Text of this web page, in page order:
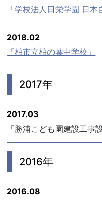
「学校法人日栄学園 日本
2018.02
「柏市立柏の葉中学校」
2017年
2017.03
「勝浦こども園建設工事
2016年
2016.08